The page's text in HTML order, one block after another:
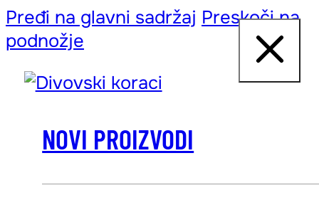
Pređi na glavni sadržaj Preskoči na
podnožje
NOVI PROIZVODI